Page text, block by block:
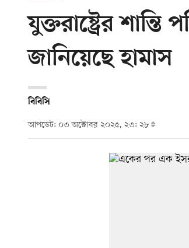
যুক্তরাষ্ট্রের
জানিয়েছে হামাস
বিবিসি
আপডেট: ০৩ অক্টোবর ২০২৫, ২৩: ২৮